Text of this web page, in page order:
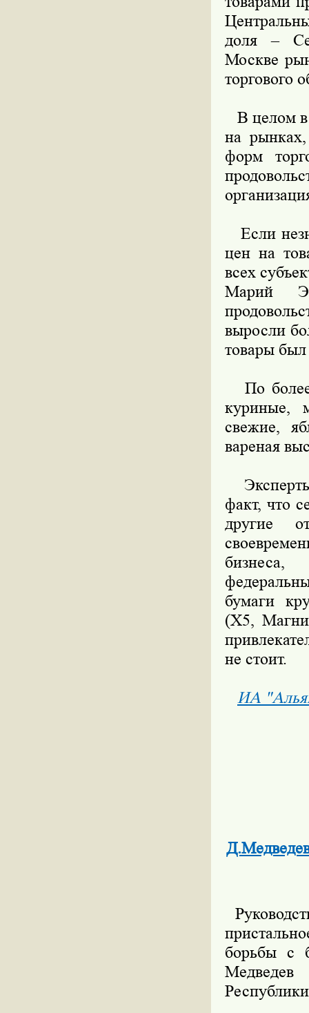
доля –
Москве
торгового
В целом в
на
форм
Если
цен на
всех
Марий
выросли
товары
По более
куриные,
свежие,
вареная
факт, что
другие
бизнеса,
бумаги
(Х5,
не стоит.
ИА
Д.Медведев
борьбы с
Медведев